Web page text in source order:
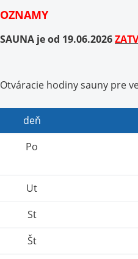
OZNAMY
SAUNA je od 19.06.2026
Otváracie hodiny sauny pre
deň
Po
Ut
St
Št